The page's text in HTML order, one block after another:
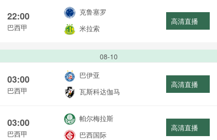
22:00
巴西甲
克鲁塞罗
米拉索
高清直播
08-10
03:00
巴西甲
巴伊亚
瓦斯科达伽马
高清直播
03:00
巴西甲
帕尔梅拉斯
巴西国际
高清直播